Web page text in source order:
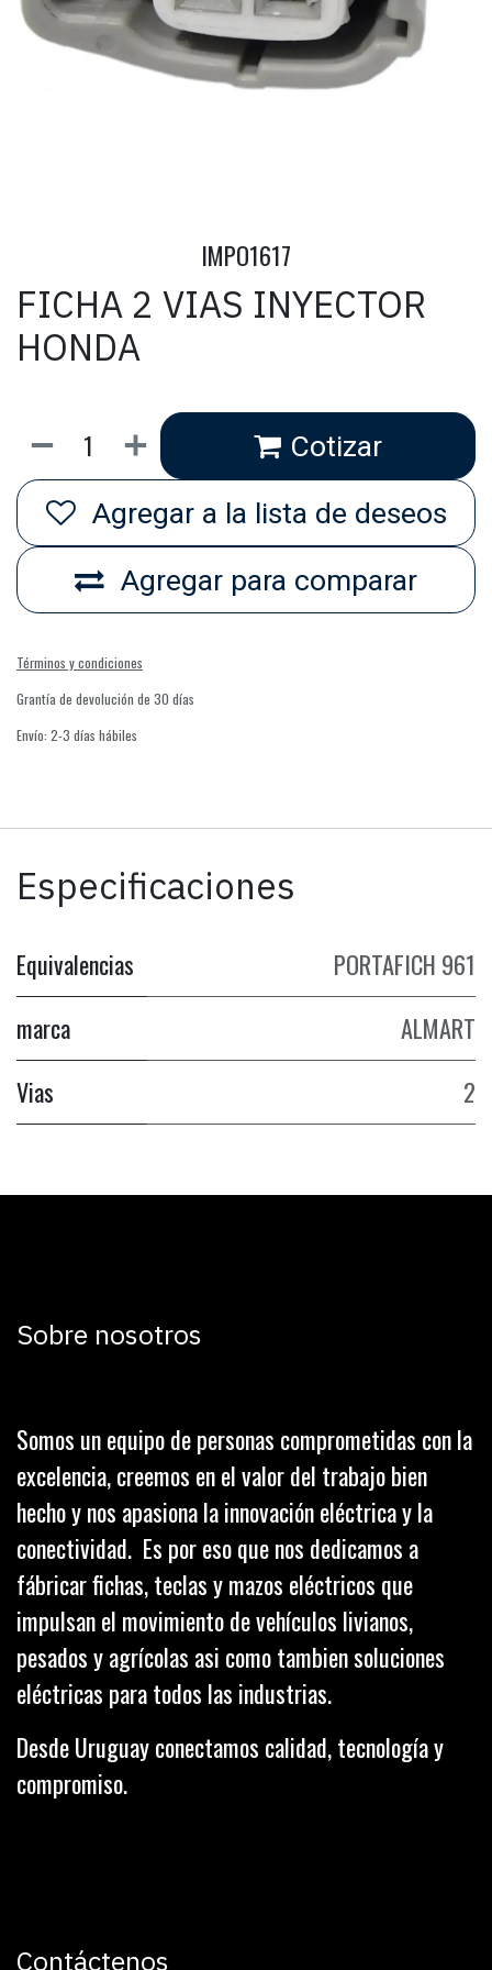
IMPO1617
FICHA 2 VIAS INYECTOR
HONDA
Cotizar
Agregar para comparar
Agregar a la lista de deseos
Términos y condiciones
Grantía de devolución de 30 días
Envío: 2-3 días hábiles
Especificaciones
Equivalencias
PORTAFICH 961
marca
ALMART
Vias
2
Sobre nosotros
Somos un equipo de personas comprometidas con la
excelencia, creemos en el valor del trabajo bien
hecho y nos apasiona la innovación eléctrica y la
conectividad. Es por eso que nos dedicamos a
fábricar fichas, teclas y mazos eléctricos que
impulsan el movimiento de vehículos livianos,
pesados y agrícolas asi como tambien soluciones
eléctricas para todos las industrias.
Desde Uruguay conectamos calidad, tecnología y
compromiso.
Contáctenos